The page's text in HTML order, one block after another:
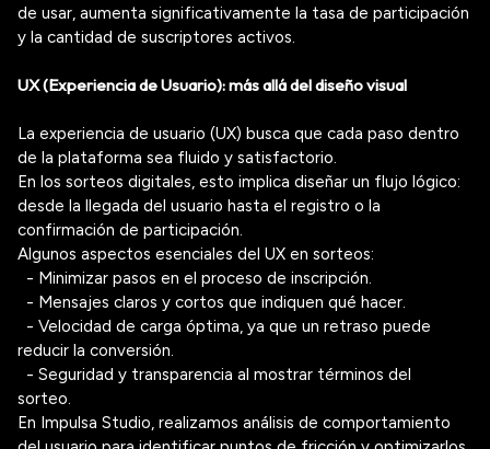
de usar, aumenta significativamente la tasa de participación
y la cantidad de suscriptores activos
UX (Experiencia de Usuario): más allá del diseño visual
La experiencia de usuario (UX) busca que cada paso dentro
de la plataforma sea fluido y satisfactorio
En los sorteos digitales, esto implica diseñar un flujo lógico:
desde la llegada del usuario hasta el registro o la
confirmación de participación.
Algunos aspectos esenciales del UX en sorteos:
- Minimizar pasos en el proceso de inscripción.
- Mensajes claros y cortos que indiquen qué hacer.
- Velocidad de carga óptima , ya que un retraso puede
reducir la conversión.
- Seguridad y transparencia al mostrar términos del
sorteo.
En Impulsa Studio , realizamos análisis de comportamiento